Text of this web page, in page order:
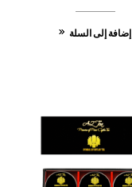
إضافة إلى السلة